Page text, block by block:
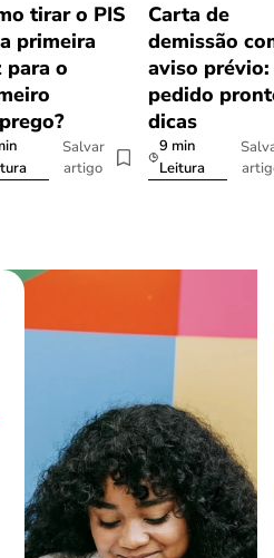
tirar o PIS
primeira
para o
Salvar
artigo
Carta de
demissão
aviso prévio:
pedido
dicas
9 min
Leitura